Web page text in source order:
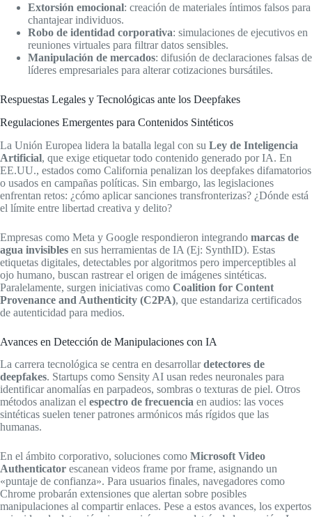
Extorsión emocional: creación de materiales íntimos falsos para
chantajear individuos.
Robo de identidad corporativa: simulaciones de ejecutivos en
reuniones virtuales para filtrar datos sensibles.
Manipulación de mercados: difusión de declaraciones falsas de
líderes empresariales para alterar cotizaciones bursátiles.
Respuestas Legales y Tecnológicas ante los Deepfakes
Regulaciones Emergentes para Contenidos Sintéticos
La Unión Europea lidera la batalla legal con su Ley de Inteligencia
Artificial, que exige etiquetar todo contenido generado por IA. En
EE.UU., estados como California penalizan los deepfakes difamatorios
o usados en campañas políticas. Sin embargo, las legislaciones
enfrentan retos: ¿cómo aplicar sanciones transfronterizas? ¿Dónde está
el límite entre libertad creativa y delito?
Empresas como Meta y Google respondieron integrando marcas de
agua invisibles en sus herramientas de IA (Ej: SynthID). Estas
etiquetas digitales, detectables por algoritmos pero imperceptibles al
ojo humano, buscan rastrear el origen de imágenes sintéticas.
Paralelamente, surgen iniciativas como Coalition for Content
Provenance and Authenticity (C2PA), que estandariza certificados
de autenticidad para medios.
Avances en Detección de Manipulaciones con IA
La carrera tecnológica se centra en desarrollardetectores de
deepfakes. Startups como Sensity AI usan redes neuronales para
identificar anomalías en parpadeos, sombras o texturas de piel. Otros
métodos analizan el espectro de frecuencia en audios: las voces
sintéticas suelen tener patrones armónicos más rígidos que las
humanas.
En el ámbito corporativo, soluciones como Microsoft Video
Authenticator escanean videos frame por frame, asignando un
«puntaje de confianza». Para usuarios finales, navegadores como
Chrome probarán extensiones que alertan sobre posibles
manipulaciones al compartir enlaces. Pese a estos avances, los expertos